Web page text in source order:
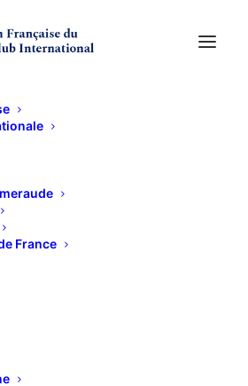
France
TOSCA de
PUCCINI